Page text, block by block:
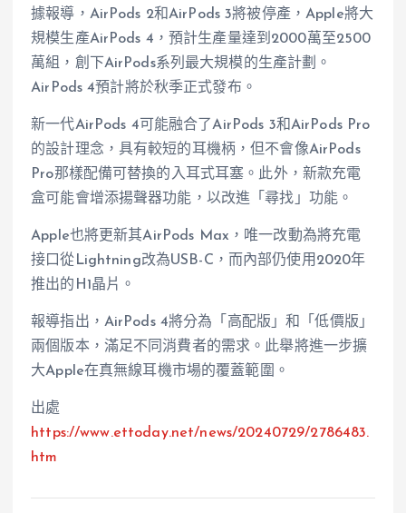
據報導，AirPods 2和AirPods 3將被停產，Apple將大
規模生產AirPods 4，預計生產量達到2000萬至2500
萬組，創下AirPods系列最大規模的生產計劃。
AirPods 4預計將於秋季正式發布。
新一代AirPods 4可能融合了AirPods 3和AirPods Pro
的設計理念，具有較短的耳機柄，但不會像AirPods
Pro那樣配備可替換的入耳式耳塞。此外，新款充電
盒可能會增添揚聲器功能，以改進「尋找」功能。
Apple也將更新其AirPods Max，唯一改動為將充電
接口從Lightning改為USB-C，而內部仍使用2020年
推出的H1晶片。
報導指出，AirPods 4將分為「高配版」和「低價版」
兩個版本，滿足不同消費者的需求。此舉將進一步擴
大Apple在真無線耳機市場的覆蓋範圍。
出處
https://www.ettoday.net/news/20240729/2786483.
htm